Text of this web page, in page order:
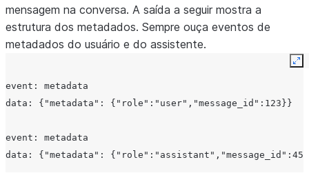
mensagem na conversa. A saída a seguir mostra a
estrutura dos metadados. Sempre ouça eventos de
metadados do usuário e do assistente.
event: metadata
data: {"metadata": {"role":"user","message_id":123}}
event: metadata
data: {"metadata":